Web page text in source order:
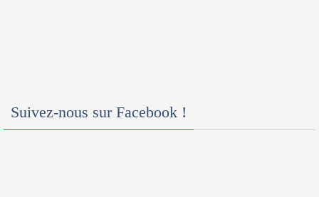
Suivez-nous sur Facebook !